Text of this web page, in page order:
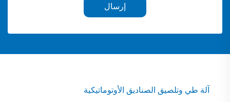
إرسال
آلة طي وتلصيق الصناديق الأوتوماتيكية